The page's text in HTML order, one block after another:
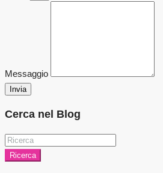
Messaggio
Invia
Cerca nel Blog
Ricerca